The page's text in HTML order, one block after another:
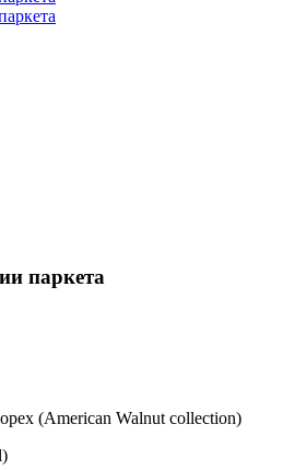
паркета
(American Walnut collection)